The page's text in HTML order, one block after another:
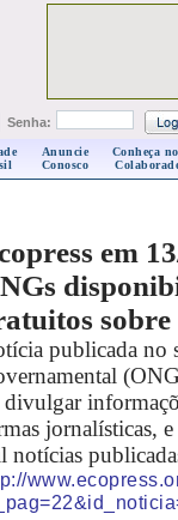
Senha:
Anuncie
Conosco
Conheça
em
sobre
publicada no
divulgar
jornalísticas,
notícias